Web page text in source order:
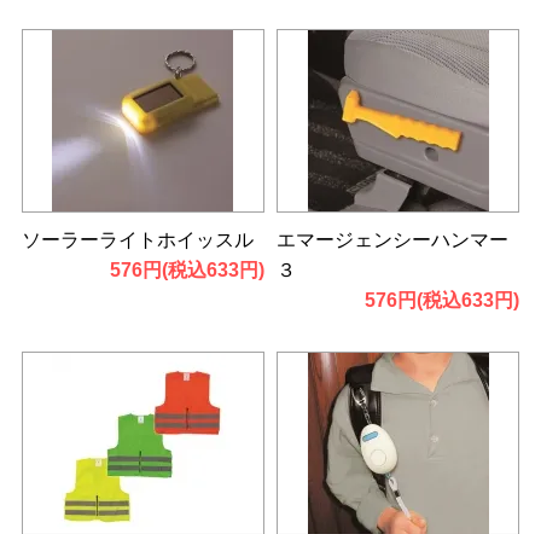
ソーラーライトホイッスル
576円(税込633円)
エマージェンシーハンマー
３
576円(税込633円)